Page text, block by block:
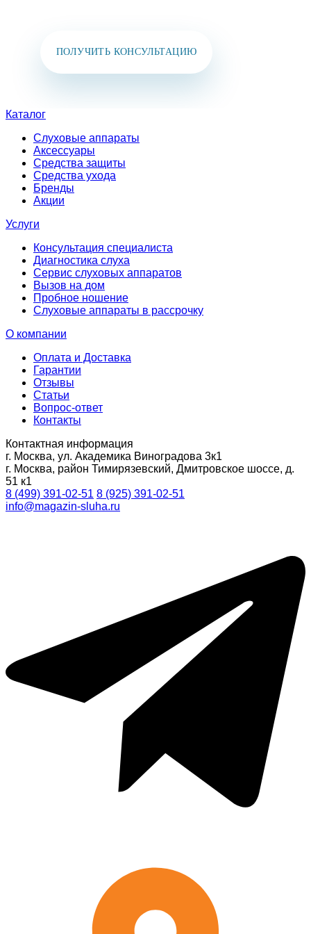
ПОЛУЧИТЬ КОНСУЛЬТАЦИЮ
Каталог
Слуховые аппараты
Аксессуары
Средства защиты
Средства ухода
Бренды
Акции
Услуги
Консультация специалиста
Диагностика слуха
Сервис слуховых аппаратов
Вызов на дом
Пробное ношение
Слуховые аппараты в рассрочку
О компании
Оплата и Доставка
Гарантии
Отзывы
Статьи
Вопрос-ответ
Контакты
Контактная информация
г. Москва, ул. Академика Виноградова 3к1
г. Москва, район Тимирязевский, Дмитровское шоссе, д.
51 к1
8 (499) 391-02-51 8 (925) 391-02-51
info@magazin-sluha.ru